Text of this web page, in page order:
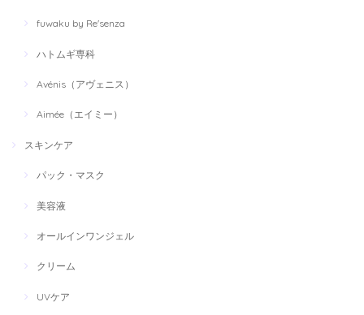
fuwaku by Re'senza
ハトムギ専科
Avénis（アヴェニス）
Aimée（エイミー）
スキンケア
パック・マスク
美容液
オールインワンジェル
クリーム
UVケア